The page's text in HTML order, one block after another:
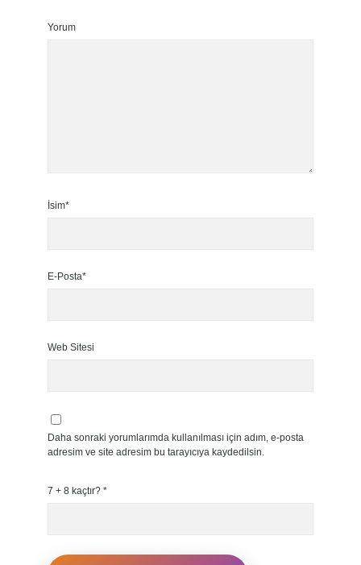
Yorum
İsim*
E-Posta*
Web Sitesi
Daha sonraki yorumlarımda kullanılması için adım, e-posta
adresim ve site adresim bu tarayıcıya kaydedilsin.
7 + 8 kaçtır? *